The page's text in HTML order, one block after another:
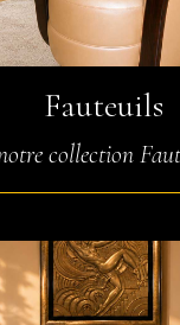
Fauteuils
collection